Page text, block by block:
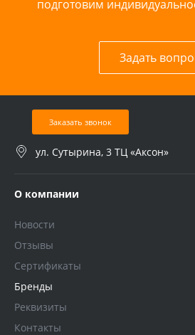
подготовим
Задать
Заказать звонок
ул. Сутырина, 3 ТЦ «Аксон»
О компании
Новости
Отзывы
Сертификаты
Бренды
Реквизиты
Контакты